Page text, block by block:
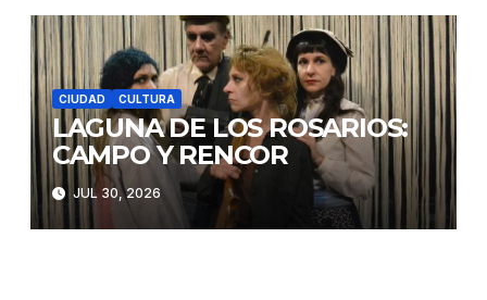
CIUDAD CULTURA
LAGUNA DE LOS ROSARIOS:
CAMPO Y RENCOR
JUL 30, 2026